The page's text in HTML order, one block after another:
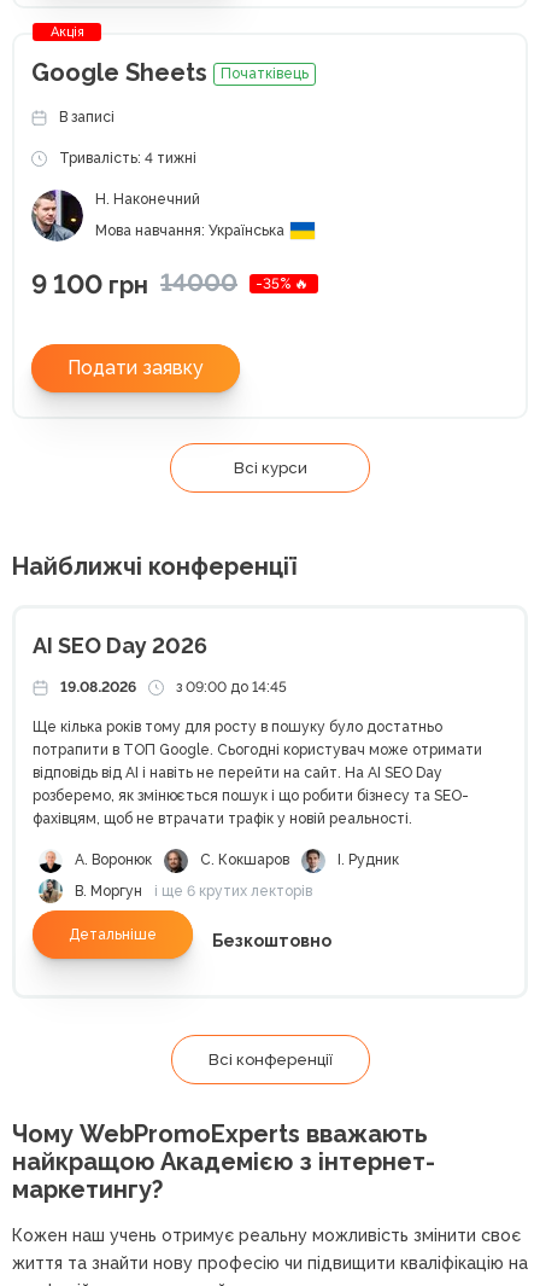
Акція
Google Sheets Початківець
В записі
Тривалість: 4 тижні
Н. Наконечний
Мова навчання: Українська
9 100 грн 14000 -35% 🔥
Подати заявку
Всі курси
Найближчі конференції
AI SEO Day 2026
19.08.2026 з 09:00 до 14:45
Ще кілька років тому для росту в пошуку було достатньо
потрапити в ТОП Google. Сьогодні користувач може отримати
відповідь від AI і навіть не перейти на сайт. На AI SEO Day
розберемо, як змінюється пошук і що робити бізнесу та SEO-
фахівцям, щоб не втрачати трафік у новій реальності.
А. Воронюк С. Кокшаров
І. Рудник
В. Моргун
і ще 6 крутих лекторів
Детальніше Безкоштовно
Всі конференції
Чому WebPromoExperts вважають
найкращою Академією з інтернет-
маркетингу?
Кожен наш учень отримує реальну можливість змінити своє
життя та знайти нову професію чи підвищити кваліфікацію на